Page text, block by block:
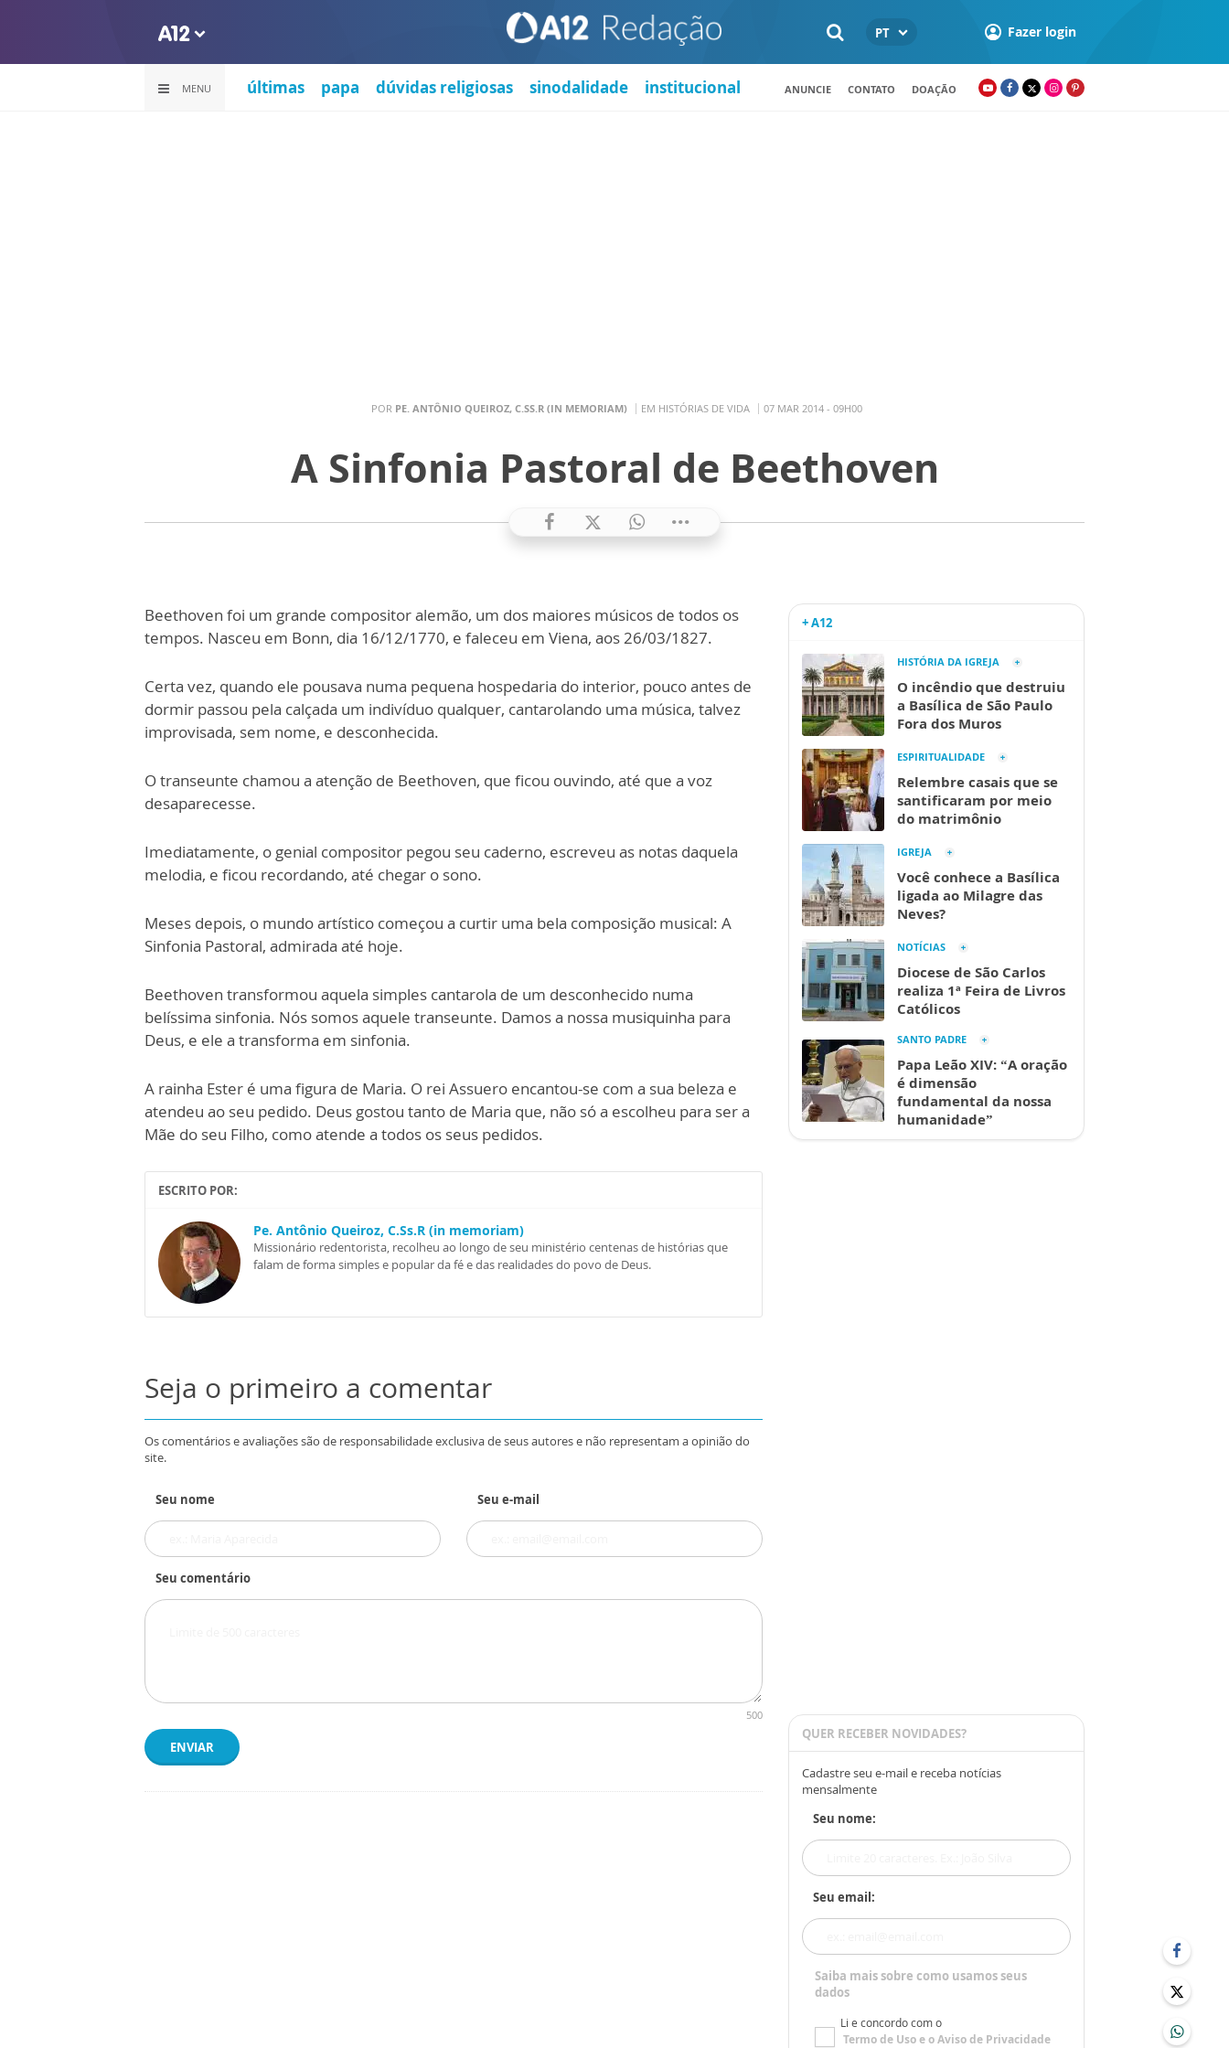
PT Fazer login
MENU últimas papa dúvidas religiosas sinodalidade institucional ANUNCIE CONTATO DOAÇÃO
POR PE. ANTÔNIO QUEIROZ, C.SS.R (IN MEMORIAM) EM HISTÓRIAS DE VIDA 07 MAR 2014 - 09H00
A Sinfonia Pastoral de Beethoven
Beethoven foi um grande compositor alemão, um dos maiores músicos de todos os
tempos. Nasceu em Bonn, dia 16/12/1770, e faleceu em Viena, aos 26/03/1827.
Certa vez, quando ele pousava numa pequena hospedaria do interior, pouco antes de
dormir passou pela calçada um indivíduo qualquer, cantarolando uma música, talvez
improvisada, sem nome, e desconhecida.
O transeunte chamou a atenção de Beethoven, que ficou ouvindo, até que a voz
desaparecesse.
Imediatamente, o genial compositor pegou seu caderno, escreveu as notas daquela
melodia, e ficou recordando, até chegar o sono.
Meses depois, o mundo artístico começou a curtir uma bela composição musical: A
Sinfonia Pastoral, admirada até hoje.
Beethoven transformou aquela simples cantarola de um desconhecido numa
belíssima sinfonia. Nós somos aquele transeunte. Damos a nossa musiquinha para
Deus, e ele a transforma em sinfonia.
A rainha Ester é uma figura de Maria. O rei Assuero encantou-se com a sua beleza e
atendeu ao seu pedido. Deus gostou tanto de Maria que, não só a escolheu para ser a
Mãe do seu Filho, como atende a todos os seus pedidos.
ESCRITO POR:
Pe. Antônio Queiroz, C.Ss.R (in memoriam)
Missionário redentorista, recolheu ao longo de seu ministério centenas de histórias que
falam de forma simples e popular da fé e das realidades do povo de Deus.
Seja o primeiro a comentar
Os comentários e avaliações são de responsabilidade exclusiva de seus autores e não representam a opinião do
site.
Seu nome Seu e-mail
Seu comentário
500
ENVIAR
+ A12
HISTÓRIA DA IGREJA
O incêndio que destruiu
a Basílica de São Paulo
Fora dos Muros
ESPIRITUALIDADE
Relembre casais que se
santificaram por meio
do matrimônio
IGREJA
Você conhece a Basílica
ligada ao Milagre das
Neves?
NOTÍCIAS
Diocese de São Carlos
realiza 1ª Feira de Livros
Católicos
SANTO PADRE
Papa Leão XIV: “A oração
é dimensão
fundamental da nossa
humanidade”
QUER RECEBER NOVIDADES?
Cadastre seu e-mail e receba notícias
mensalmente
Seu nome:
Seu email:
Saiba mais sobre como usamos seus
dados
Li e concordo com o
Termo de Usoe oAviso de Privacidade